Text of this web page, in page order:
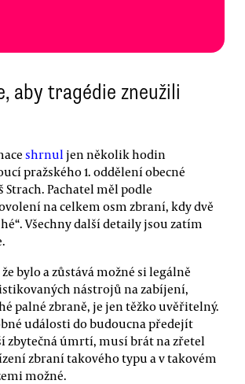
aby tragédie zneužili
shrnul jen několik hodin
pražského 1. oddělení obecné
Pachatel měl podle
na celkem osm zbraní, kdy dvě
Všechny další detaily jsou zatím
bylo a zůstává možné si legálně
nástrojů na zabíjení,
palné zbraně, je jen těžko uvěřitelný.
události do budoucna předejít
zbytečná úmrtí, musí brát na zřetel
zbraní takového typu a v takovém
možné.